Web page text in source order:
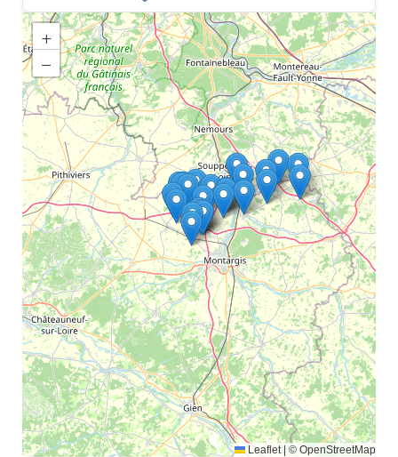
Dégustation
+
−
Leaflet © OpenStreetMap